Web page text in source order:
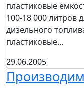
пластиковые
100-18 000 литров
дизельного
пластиковые…
29.06.2005